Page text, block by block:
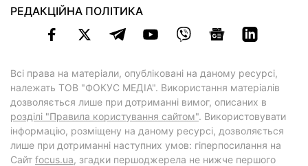
РЕДАКЦІЙНА ПОЛІТИКА
Всі права на матеріали, опубліковані на даному ресурсі,
належать ТОВ "ФОКУС МЕДІА". Використання матеріалів
дозволяється лише при дотриманні вимог, описаних в
розділі "Правила користування сайтом". Використовувати
інформацію, розміщену на даному ресурсі, дозволяється
лише при дотриманні наступних умов: гіперпосилання на
Cайт focus.ua, згадки першоджерела не нижче першого